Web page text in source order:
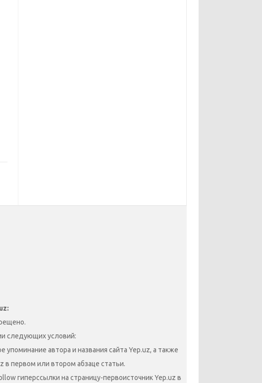
следующих условий:
автора и названия сайта Yep.uz, а также
в первом или втором абзаце статьи.
гиперссылки на страницу-первоисточник Yep.uz в